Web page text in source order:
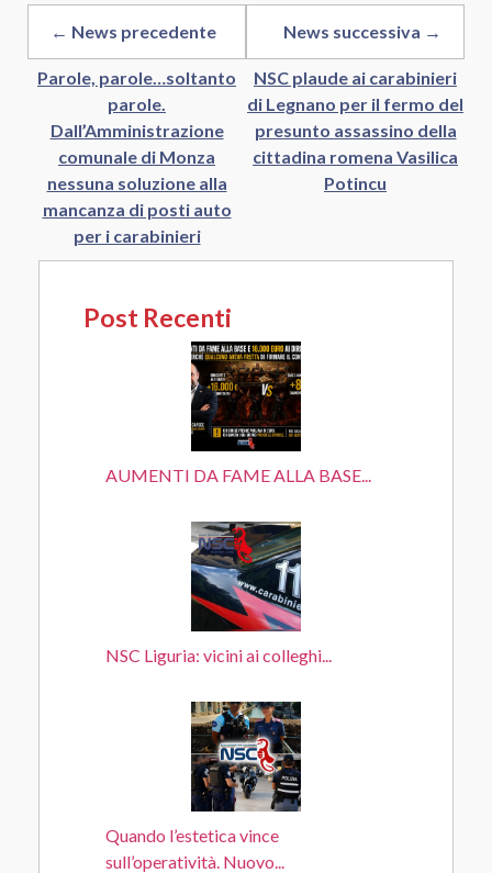
← News precedente
Parole, parole…soltanto
parole.
Dall’Amministrazione
comunale di Monza
nessuna soluzione alla
mancanza di posti auto
per i carabinieri
News successiva →
NSC plaude ai carabinieri
di Legnano per il fermo del
presunto assassino della
cittadina romena Vasilica
Potincu
Post Recenti
AUMENTI DA FAME ALLA BASE...
NSC Liguria: vicini ai colleghi...
Quando l’estetica vince
sull’operatività. Nuovo...